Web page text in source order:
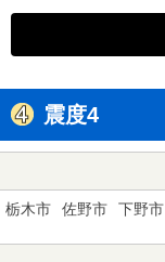
震度4
栃木市 佐野市 下野市